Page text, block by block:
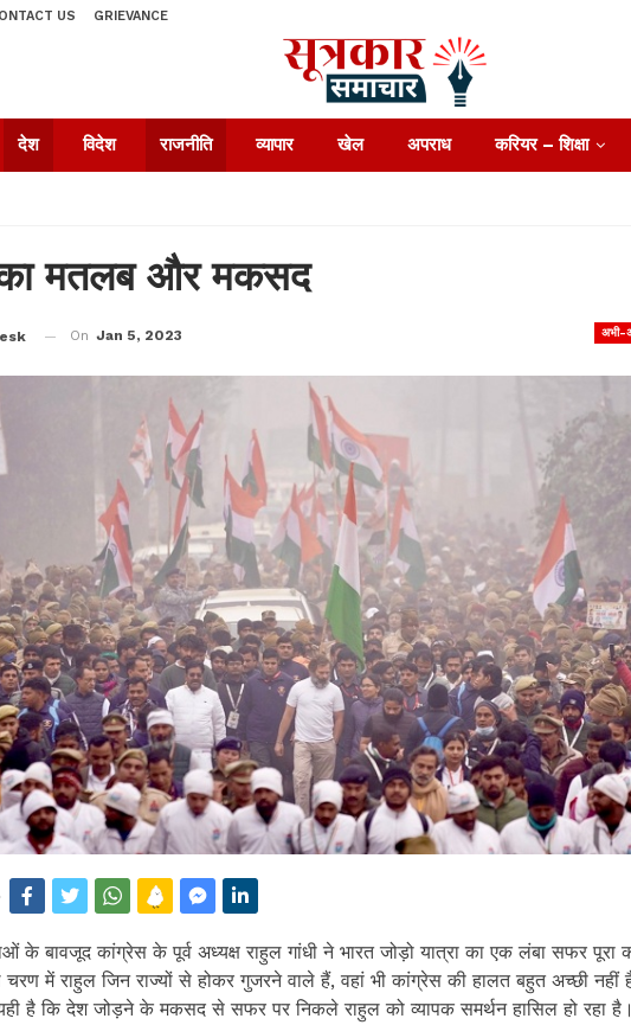
US GRIEVANCE
देश विदेश राजनीति व्यापार खेल अपराध करियर – शिक्षा
का मतलब और मकसद
अभी-
On Jan 5, 2023
के बावजूद कांग्रेस के पूर्व अध्यक्ष राहुल गांधी ने भारत जोड़ो यात्रा का एक लंबा सफर पूरा
में राहुल जिन राज्यों से होकर गुजरने वाले हैं, वहां भी कांग्रेस की हालत बहुत अच्छी नहीं
है कि देश जोड़ने के मकसद से सफर पर निकले राहुल को व्यापक समर्थन हासिल हो रहा है।